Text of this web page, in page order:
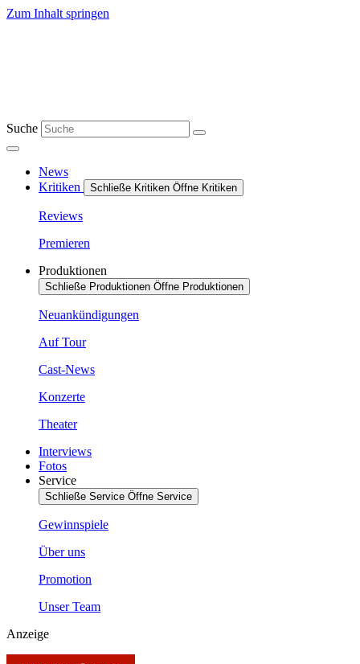
Zum Inhalt springen
Suche
News
Kritiken
Schließe Kritiken Öffne Kritiken
Reviews
Premieren
Produktionen
Schließe Produktionen Öffne Produktionen
Neuankündigungen
Auf Tour
Cast-News
Konzerte
Theater
Interviews
Fotos
Service
Schließe Service Öffne Service
Gewinnspiele
Über uns
Promotion
Unser Team
Anzeige